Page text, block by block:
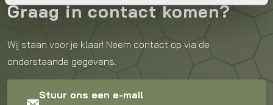
Graag in contact komen?
Wij staan voor je klaar! Neem contact op via de
onderstaande gegevens.
Stuur ons een e-mail